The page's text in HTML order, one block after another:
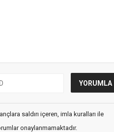
saldırı içeren, imla kuralları ile
onaylanmamaktadır.